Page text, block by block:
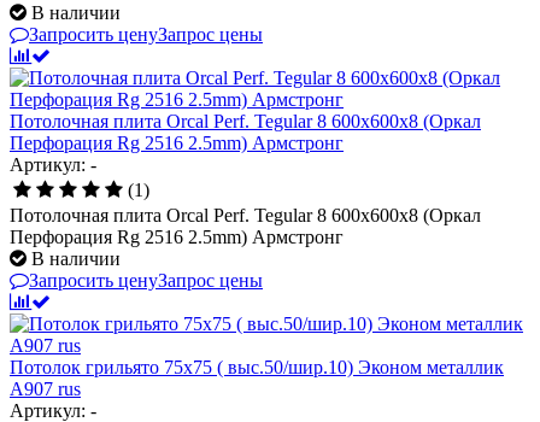
В наличии
Запросить ценуЗапрос цены
Потолочная плита Orcal Perf. Tegular 8 600x600x8 (Оркал
Перфорация Rg 2516 2.5mm) Армстронг
Артикул: -
(1)
Потолочная плита Orcal Perf. Tegular 8 600x600x8 (Оркал
Перфорация Rg 2516 2.5mm) Армстронг
В наличии
Запросить ценуЗапрос цены
Потолок грильято 75х75 ( выс.50/шир.10) Эконом металлик
А907 rus
Артикул: -